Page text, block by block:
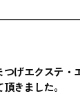
つげエクステ
きました。